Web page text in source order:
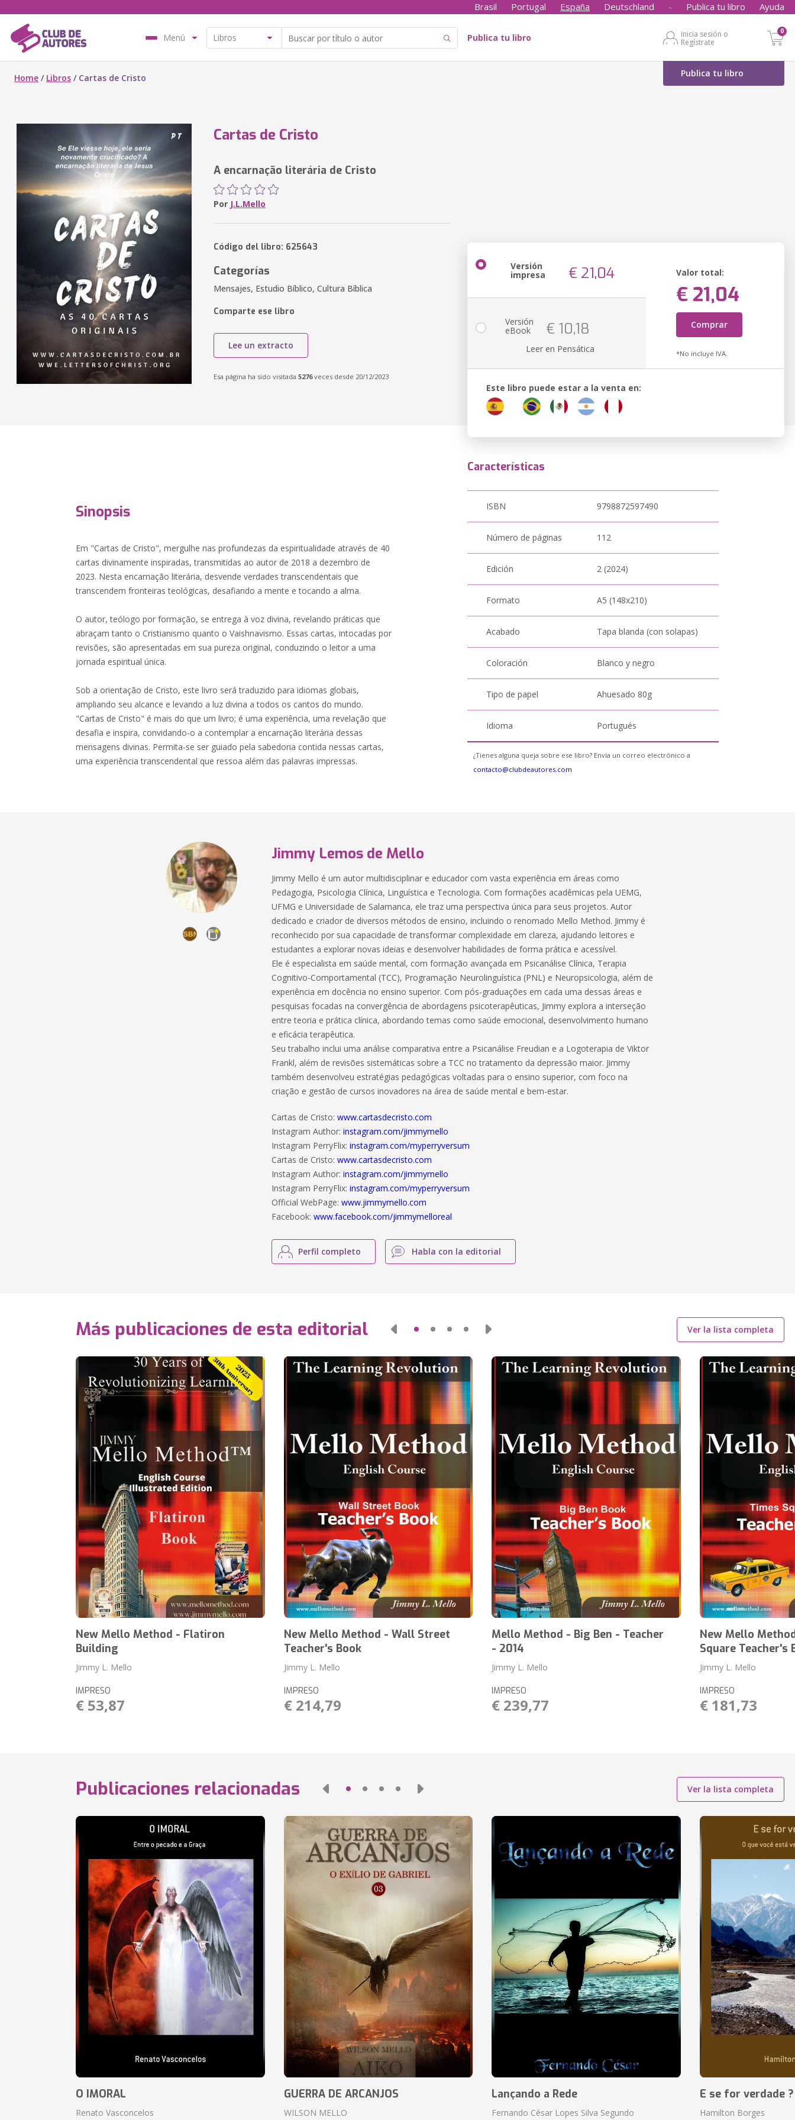
Brasil Portugal España Deutschland - Publica tu libro Ayuda
Menú Publica tu libro
Inicia sesión o
Regístrate
0
Publica tu libro
Home / Libros / Cartas de Cristo
Cartas de Cristo
A encarnação literária de Cristo
Por J.L.Mello
Código del libro: 625643
Categorías
Mensajes, Estudio Bíblico, Cultura Bíblica
Comparte ese libro
Lee un extracto
Esa página ha sido visitada 5276veces desde 20/12/2023
Versión
impresa € 21,04 Valor total:
€ 21,04
Comprar
*No incluye IVA.
Versión
eBook € 10,18
Leer en Pensática
Este libro puede estar a la venta en:
Sinopsis
Em "Cartas de Cristo", mergulhe nas profundezas da espiritualidade através de 40
cartas divinamente inspiradas, transmitidas ao autor de 2018 a dezembro de
2023. Nesta encarnação literária, desvende verdades transcendentais que
transcendem fronteiras teológicas, desafiando a mente e tocando a alma.
O autor, teólogo por formação, se entrega à voz divina, revelando práticas que
abraçam tanto o Cristianismo quanto o Vaishnavismo. Essas cartas, intocadas por
revisões, são apresentadas em sua pureza original, conduzindo o leitor a uma
jornada espiritual única.
Sob a orientação de Cristo, este livro será traduzido para idiomas globais,
ampliando seu alcance e levando a luz divina a todos os cantos do mundo.
"Cartas de Cristo" é mais do que um livro; é uma experiência, uma revelação que
desafia e inspira, convidando-o a contemplar a encarnação literária dessas
mensagens divinas. Permita-se ser guiado pela sabedoria contida nessas cartas,
uma experiência transcendental que ressoa além das palavras impressas.
Características
ISBN 9798872597490
Número de páginas 112
Edición 2 (2024)
Formato A5 (148x210)
Acabado Tapa blanda (con solapas)
Coloración Blanco y negro
Tipo de papel Ahuesado 80g
Idioma Portugués
¿Tienes alguna queja sobre ese libro? Envía un correo electrónico a
contacto@clubdeautores.com
Jimmy Lemos de Mello
Jimmy Mello é um autor multidisciplinar e educador com vasta experiência em áreas como
Pedagogia, Psicologia Clínica, Linguística e Tecnologia. Com formações acadêmicas pela UEMG,
UFMG e Universidade de Salamanca, ele traz uma perspectiva única para seus projetos. Autor
dedicado e criador de diversos métodos de ensino, incluindo o renomado Mello Method. Jimmy é
reconhecido por sua capacidade de transformar complexidade em clareza, ajudando leitores e
estudantes a explorar novas ideias e desenvolver habilidades de forma prática e acessível.
Ele é especialista em saúde mental, com formação avançada em Psicanálise Clínica, Terapia
Cognitivo-Comportamental (TCC), Programação Neurolinguística (PNL) e Neuropsicologia, além de
experiência em docência no ensino superior. Com pós-graduações em cada uma dessas áreas e
pesquisas focadas na convergência de abordagens psicoterapêuticas, Jimmy explora a interseção
entre teoria e prática clínica, abordando temas como saúde emocional, desenvolvimento humano
e eficácia terapêutica.
Seu trabalho inclui uma análise comparativa entre a Psicanálise Freudian e a Logoterapia de Viktor
Frankl, além de revisões sistemáticas sobre a TCC no tratamento da depressão maior. Jimmy
também desenvolveu estratégias pedagógicas voltadas para o ensino superior, com foco na
criação e gestão de cursos inovadores na área de saúde mental e bem-estar.
Cartas de Cristo:www.cartasdecristo.com
Instagram Author:instagram.com/jimmymello
Instagram PerryFlix:instagram.com/myperryversum
Cartas de Cristo:www.cartasdecristo.com
Instagram Author:instagram.com/jimmymello
Instagram PerryFlix:instagram.com/myperryversum
Official WebPage:www.jimmymello.com
Facebook:www.facebook.com/jimmymelloreal
Perfil completo Habla con la editorial
Más publicaciones de esta editorial Ver la lista completa
New Mello Method - Flatiron
Building
Jimmy L. Mello
IMPRESO
€ 53,87
New Mello Method - Wall Street
Teacher's Book
Jimmy L. Mello
IMPRESO
€ 214,79
Mello Method - Big Ben - Teacher
- 2014
Jimmy L. Mello
IMPRESO
€ 239,77
New Mello
Square Teacher's
Jimmy L. Mello
IMPRESO
€ 181,73
Publicaciones relacionadas Ver la lista completa
O IMORAL
Renato Vasconcelos
GUERRA DE ARCANJOS
WILSON MELLO
Lançando a Rede
Fernando César Lopes Silva Segundo
E se for verdade ?
Hamilton Borges